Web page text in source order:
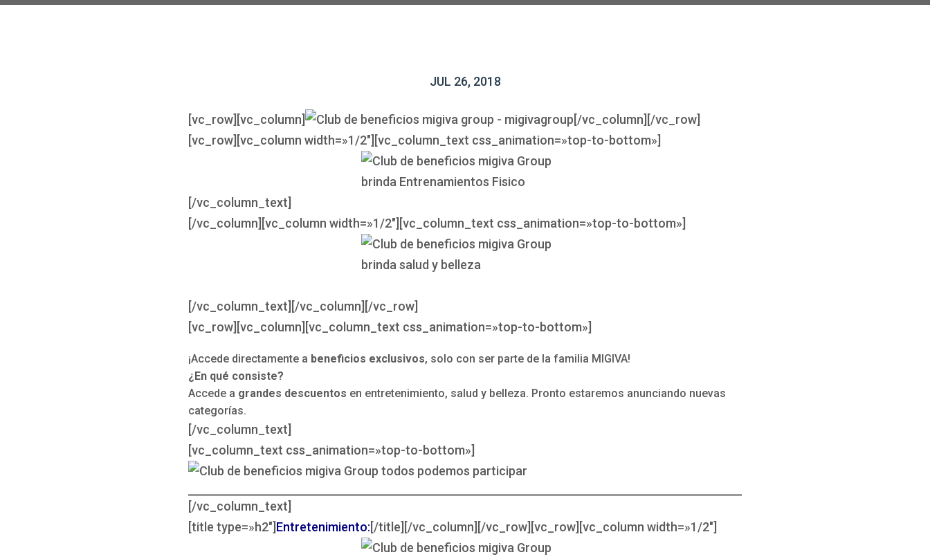
JUL 26, 2018
[vc_row][vc_column]
[/vc_column][/vc_row]
[vc_row][vc_column width=»1/2″][vc_column_text css_animation=»top-to-bottom»]
[/vc_column_text]
[/vc_column][vc_column width=»1/2″][vc_column_text css_animation=»top-to-bottom»]
[/vc_column_text][/vc_column][/vc_row]
[vc_row][vc_column][vc_column_text css_animation=»top-to-bottom»]
¡Accede directamente a beneficios exclusivos, solo con ser parte de la familia MIGIVA!
¿En qué consiste?
Accede a grandes descuentos en entretenimiento, salud y belleza. Pronto estaremos anunciando nuevas
categorías.
[/vc_column_text]
[vc_column_text css_animation=»top-to-bottom»]
[/vc_column_text]
[title type=»h2″]Entretenimiento:[/title][/vc_column][/vc_row][vc_row][vc_column width=»1/2″]